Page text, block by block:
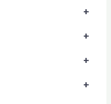
+
+
+
+